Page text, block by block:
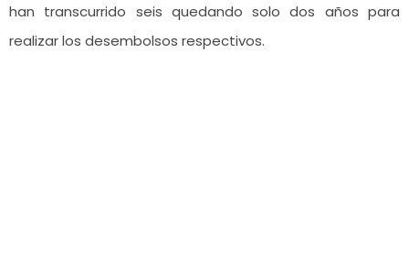
han transcurrido seis quedando solo dos años para
realizar los desembolsos respectivos.